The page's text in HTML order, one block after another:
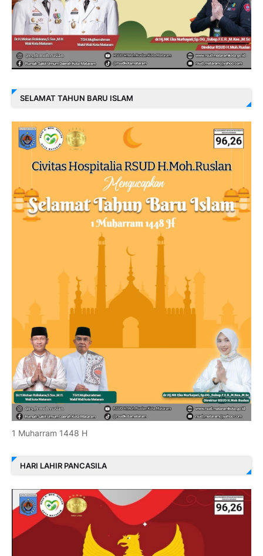
SELAMAT TAHUN BARU ISLAM
1 Muharram 1448 H
HARI LAHIR PANCASILA